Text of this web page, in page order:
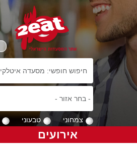
צמחוני טבעוני
אירועים